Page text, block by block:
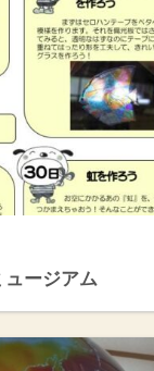
ュージアム